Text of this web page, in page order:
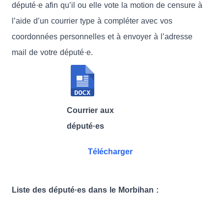
député·e afin qu’il ou elle vote la motion de censure à
l’aide d’un courrier type à compléter avec vos
coordonnées personnelles et à envoyer à l’adresse
mail de votre député·e.
Courrier aux
député·es
Télécharger
Liste des député·es dans le Morbihan :